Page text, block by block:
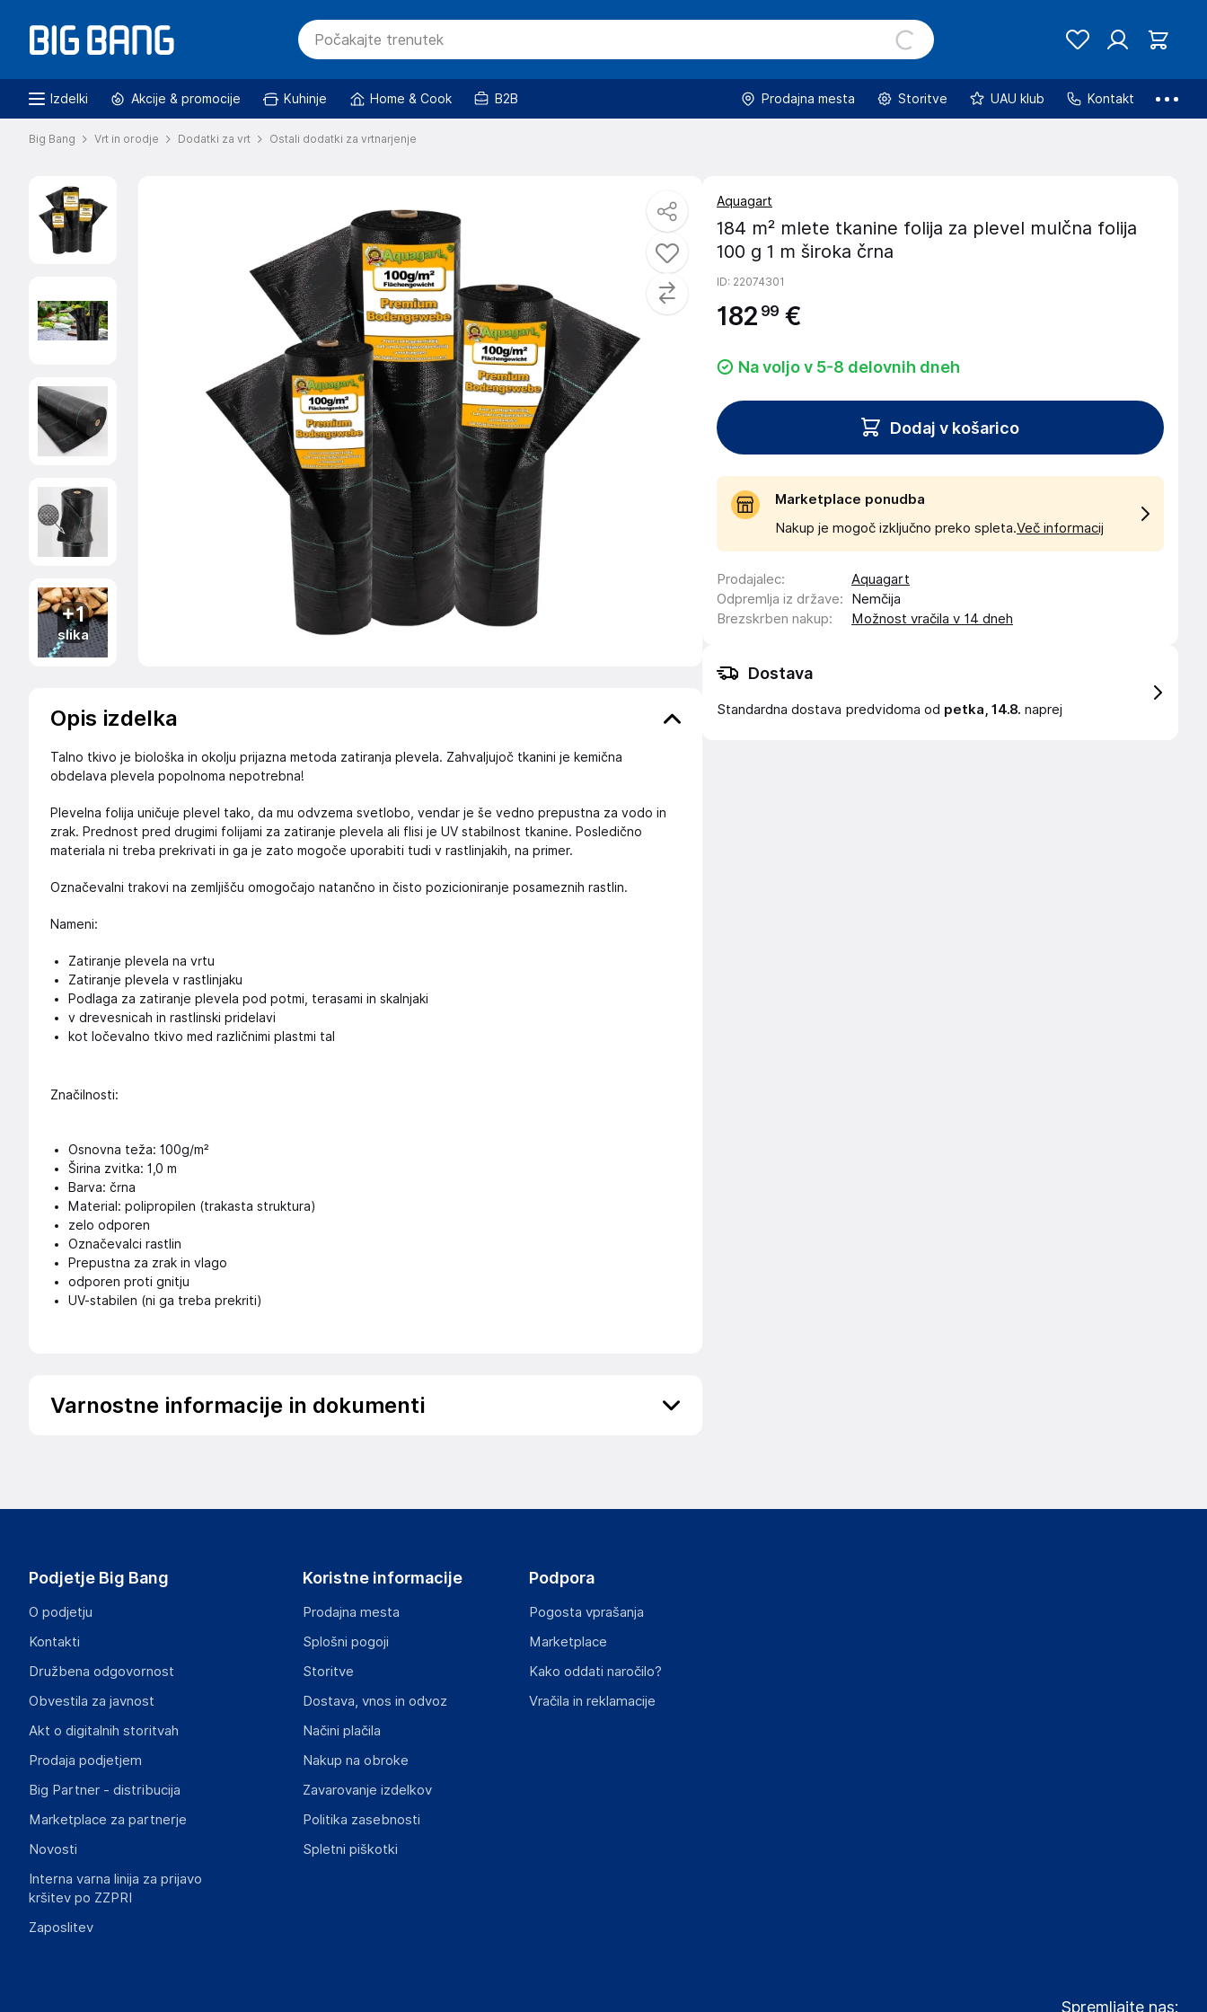
Izdelki Akcije & promocije Kuhinje Home & Cook B2B Prodajna mesta Storitve UAU klub Kontakt
Big Bang Vrt in orodje Dodatki za vrt Ostali dodatki za vrtnarjenje
+1
slika
Opis izdelka
Talno tkivo je biološka in okolju prijazna metoda zatiranja plevela. Zahvaljujoč tkanini je kemična
obdelava plevela popolnoma nepotrebna!
Plevelna folija uničuje plevel tako, da mu odvzema svetlobo, vendar je še vedno prepustna za vodo in
zrak. Prednost pred drugimi folijami za zatiranje plevela ali flisi je UV stabilnost tkanine. Posledično
materiala ni treba prekrivati in ga je zato mogoče uporabiti tudi v rastlinjakih, na primer.
Označevalni trakovi na zemljišču omogočajo natančno in čisto pozicioniranje posameznih rastlin.
Nameni:
Zatiranje plevela na vrtu
Zatiranje plevela v rastlinjaku
Podlaga za zatiranje plevela pod potmi, terasami in skalnjaki
v drevesnicah in rastlinski pridelavi
kot ločevalno tkivo med različnimi plastmi tal
Značilnosti:
Osnovna teža: 100g/m²
Širina zvitka: 1,0 m
Barva: črna
Material: polipropilen (trakasta struktura)
zelo odporen
Označevalci rastlin
Prepustna za zrak in vlago
odporen proti gnitju
UV-stabilen (ni ga treba prekriti)
Varnostne informacije in dokumenti
verkau@aquagart.de
Gospodarski subjekt s sedežem v EU, ki zagotavlja skladnost izdelka z zahtevanimi predpisi.
Heubischer Ortsstraße 79 96524 Föritztal
Germany
Slike o varnosti izdelka
Slike o varnosti izdelka vsebujejo opozorila na embalaži izdelka in lahko vključujejo ključne varnostne
Aquagart
184 m² mlete tkanine folija za plevel mulčna folija
100 g 1 m široka črna
ID: 22074301
182 99 €
Na voljo v 5-8 delovnih dneh
Dodaj v košarico
Marketplace ponudba
Nakup je mogoč izključno preko spleta.Več informacij
Prodajalec:
Aquagart
Odpremlja iz države:
Nemčija
Brezskrben nakup: Možnost vračila v 14 dneh
Dostava
Standardna dostava predvidoma od petka, 14.8. naprej
Podjetje Big Bang
O podjetju
Kontakti
Družbena odgovornost
Obvestila za javnost
Akt o digitalnih storitvah
Prodaja podjetjem
Big Partner - distribucija
Marketplace za partnerje
Novosti
Interna varna linija za prijavo
kršitev po ZZPRI
Zaposlitev
Koristne informacije
Prodajna mesta
Splošni pogoji
Storitve
Dostava, vnos in odvoz
Načini plačila
Nakup na obroke
Zavarovanje izdelkov
Politika zasebnosti
Spletni piškotki
Podpora
Pogosta vprašanja
Marketplace
Kako oddati naročilo?
Vračila in reklamacije
Spremljajte nas: